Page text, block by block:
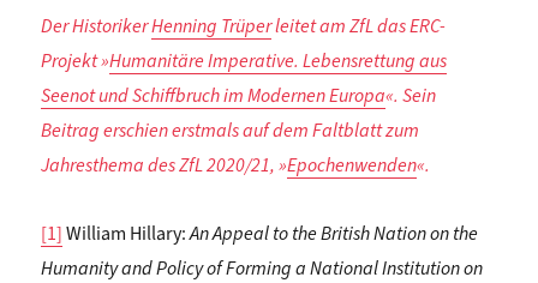
Der HistorikerHenning Trüperleitet am ZfL das ERC-
Projekt »Humanitäre Imperative. Lebensrettung aus
Seenot und Schiffbruch im Modernen Europa«.Sein
Beitrag erschien erstmals aufdem Faltblatt zum
Jahresthema des ZfL 2020/21, »Epochenwenden«.
[1]William Hillary:An Appeal to the British Nation on the
Humanity and Policy of Forming a National Institution on